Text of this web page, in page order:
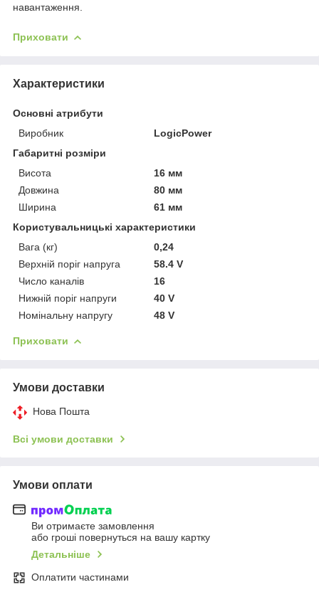
навантаження.
Приховати
Характеристики
Основні атрибути
Виробник
LogicPower
Габаритні розміри
Висота
16 мм
Довжина
80 мм
Ширина
61 мм
Користувальницькі характеристики
Вага (кг)
0,24
Верхній поріг напруга
58.4 V
Число каналів
16
Нижній поріг напруги
40 V
Номінальну напругу
48 V
Приховати
Умови доставки
Нова Пошта
Всі умови доставки
Умови оплати
Ви отримаєте замовлення
або гроші повернуться на вашу картку
Детальніше
Оплатити частинами